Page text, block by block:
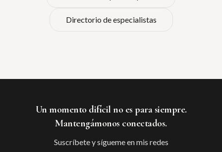
Directorio de especialistas
Un momento difícil no es para siempre.
Mantengámonos conectados.
Suscríbete y sígueme en mis redes